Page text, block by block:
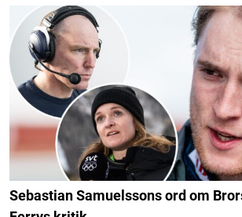
Sebastian Samuelssons ord om